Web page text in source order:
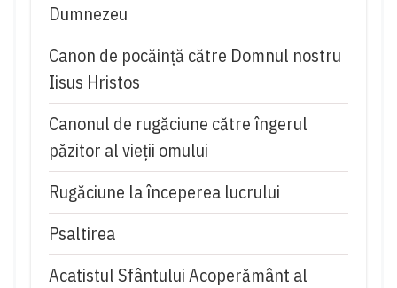
Dumnezeu
Canon de pocăință către Domnul nostru
Iisus Hristos
Canonul de rugăciune către îngerul
păzitor al vieții omului
Rugăciune la începerea lucrului
Psaltirea
Acatistul Sfântului Acoperământ al